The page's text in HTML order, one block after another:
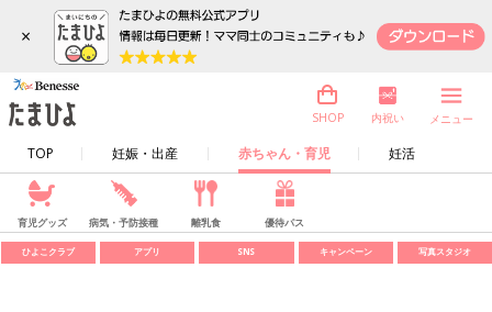
×
TOP 妊娠・出産 赤ちゃん・育児 妊活
SHOP 内祝い メニュー
育児グッズ 病気・予防接種 離乳食 優待パス
ひよこクラブ アプリ SNS キャンペーン 写真スタジオ